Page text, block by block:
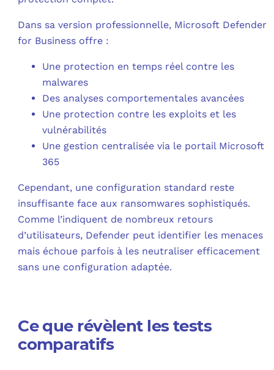
Dans sa version professionnelle, Microsoft Defender
for Business offre :
Une protection en temps réel contre les
malwares
Des analyses comportementales avancées
Une protection contre les exploits et les
vulnérabilités
Une gestion centralisée via le portail Microsoft
365
Cependant, une configuration standard reste
insuffisante face aux ransomwares sophistiqués.
Comme l’indiquent de nombreux retours
d’utilisateurs, Defender peut identifier les menaces
mais échoue parfois à les neutraliser efficacement
sans une configuration adaptée.
Ce que révèlent les tests
comparatifs